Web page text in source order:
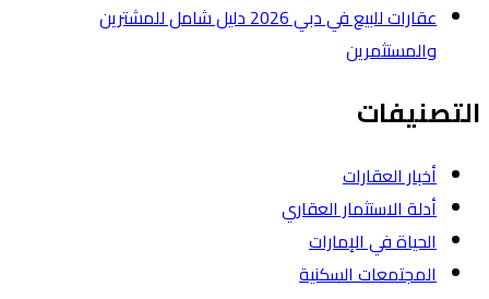
عقارات للبيع في دبي 2026 دليل شامل للمشترين